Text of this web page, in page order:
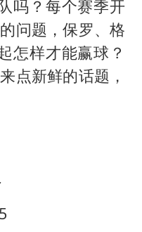
吗？每个赛季开
问题，保罗、格
怎样才能赢球？
点新鲜的话题，